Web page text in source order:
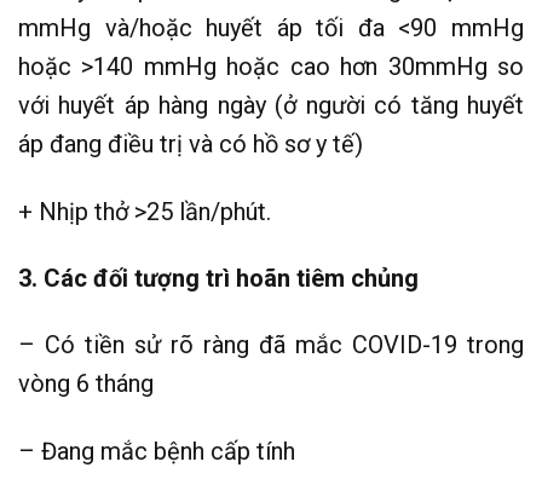
mmHg và/hoặc huyết áp tối đa <90 mmHg
hoặc >140 mmHg hoặc cao hơn 30mmHg so
với huyết áp hàng ngày (ở người có tăng huyết
áp đang điều trị và có hồ sơ y tế)
+ Nhịp thở >25 lần/phút.
3. Các đối tượng trì hoãn tiêm chủng
– Có tiền sử rõ ràng đã mắc COVID-19 trong
vòng 6 tháng
– Đang mắc bệnh cấp tính